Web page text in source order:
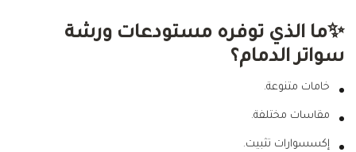
✨ما الذي توفره مستودعات ورشة
سواتر الدمام؟
خامات متنوعة.
مقاسات مختلفة.
إكسسوارات تثبيت.